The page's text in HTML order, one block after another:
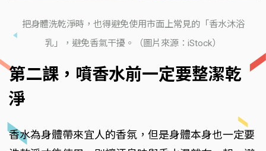
把身體洗乾淨時，也得避免使用市面上常見的「香水沐浴
乳」，避免香氣干擾。（圖片來源：iStock）
第二課，噴香水前一定要整潔乾
淨
香水為身體帶來宜人的香氛，但是身體本身也一定要